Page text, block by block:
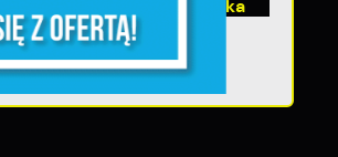
Teatralne lato - Roszpunka